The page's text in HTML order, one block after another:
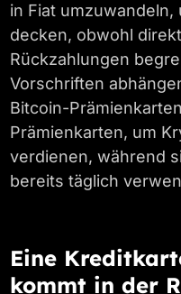
in Fiat umzuwandeln,
decken, obwohl
Rückzahlungen
Vorschriften
Bitcoin-
Prämienkarten, um
verdienen, während
bereits täglich
Eine
kommt in der